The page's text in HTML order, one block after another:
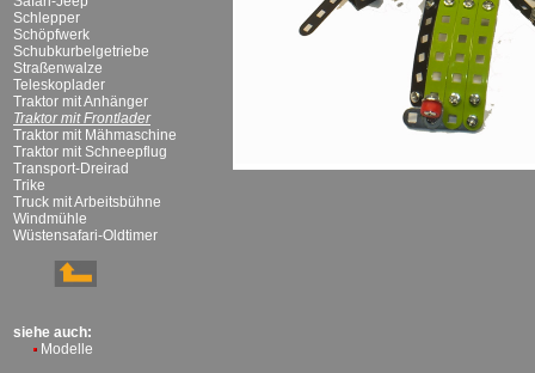
Schlepper
Schöpfwerk
Schubkurbelgetriebe
Straßenwalze
Teleskoplader
Traktor mit Anhänger
Traktor mit Frontlader
Traktor mit Mähmaschine
Traktor mit Schneepflug
Transport-Dreirad
Trike
Truck mit Arbeitsbühne
Windmühle
Wüstensafari-Oldtimer
siehe auch:
Modelle